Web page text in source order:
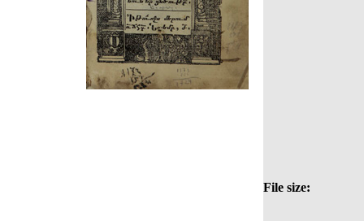
File size: